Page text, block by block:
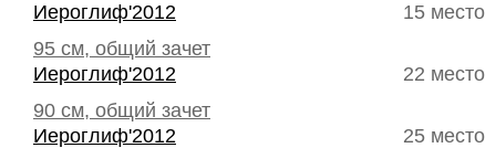
15 место
Иероглиф'2012
95 см, общий зачет
22 место
Иероглиф'2012
90 см, общий зачет
25 место
Иероглиф'2012